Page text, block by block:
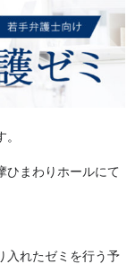
ひまわりホールにて
入れたゼミを行う予